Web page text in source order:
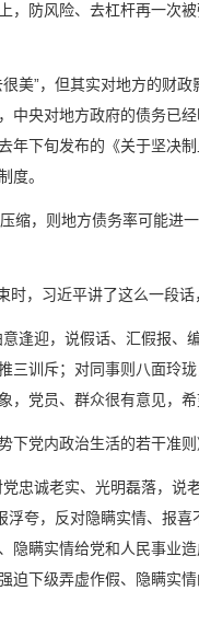
防风险、去杠杆再一次被
”，但其实对地方的财政
中央对地方政府的债务已
年下旬发布的《关于坚决
度。
，则地方债务率可能进
，习近平讲了这么一段
迎，说假话、汇假报、
三训斥；对同事则八面玲
，党员、群众很有意见，
党内政治生活的若干准
诚老实、光明磊落，说
浮夸，反对隐瞒实情、报
隐瞒实情给党和人民事业
迫下级弄虚作假、隐瞒实